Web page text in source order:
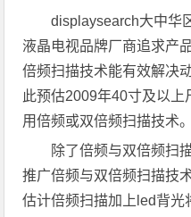
displaysearch大中华
液晶电视品牌厂商追求产
倍频扫描技术能有效解决
此预估2009年40寸及以
用倍频或双倍频扫描技术。
除了倍频与双倍频扫
推广倍频与双倍频扫描技
估计倍频扫描加上led背光